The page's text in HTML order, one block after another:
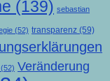
(139) sebastian
(52) transparenz (59)
(52) Veränderung